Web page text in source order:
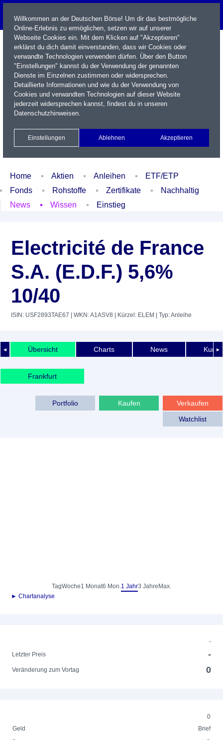
Name / WKN / ISIN / Kürzel
Xetra Realtime
Watchlist Portfolio Login
Home Aktien Anleihen
ETF/ETP
Fonds
Rohstoffe Zertifikate
Nachhaltig
News
Wissen Einstieg
Electricité de France
S.A. (E.D.F.) 5,6%
10/40
ISIN: USF2893TAE67 | WKN: A1ASV8 | Kürzel: ELEM | Typ: Anleihe
◄ ►
Übersicht Charts News
Frankfurt
Verkaufen
Kaufen
Portfolio
Watchlist
TagWoche1 Monat6 Mon.1 Jahr3 Jahre Max.
► Chartanalyse
-
Letzter Preis
-
Veränderung zum Vortag 0
0
Geld
Brief
Willkommen an der Deutschen Börse! Um dir das bestmögliche
Online-Erlebnis zu ermöglichen, setzen wir auf unserer
Webseite Cookies ein. Mit dem Klicken auf "Akzeptieren"
erklärst du dich damit einverstanden, dass wir Cookies oder
verwandte Technologien verwenden dürfen. Über den Button
"Einstellungen" kannst du der Verwendung der genannten
Dienste im Einzelnen zustimmen oder widersprechen.
Detaillierte Informationen und wie du der Verwendung von
Cookies und verwandten Technologien auf dieser Website
jederzeit widersprechen kannst, findest du in unseren
Datenschutzhinweisen.
Einstellungen Ablehnen Akzeptieren